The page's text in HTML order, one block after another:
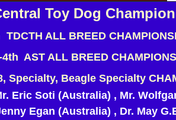
Toy Dog
TDCTH ALL BREED
AST ALL BREED
Specialty, Beagle Specialty
Eric Soti (Australia) , Mr.
Egan (Australia) , Dr. May